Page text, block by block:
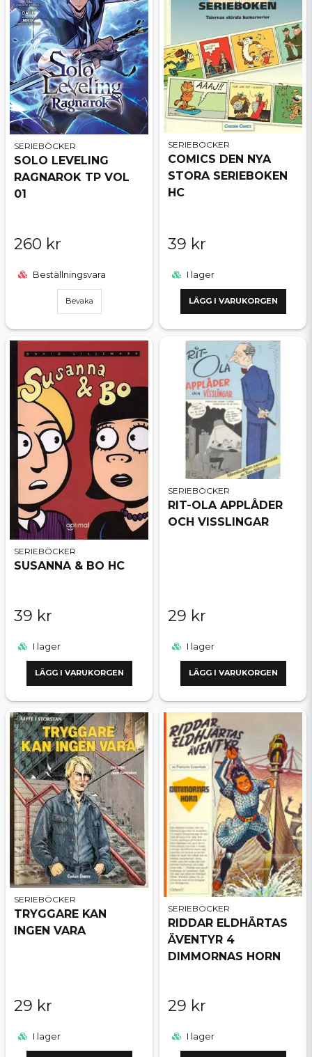
SERIEBÖCKER
SOLO LEVELING
RAGNAROK TP VOL
01
260 kr
Beställningsvara
Bevaka
SERIEBÖCKER
COMICS DEN NYA
STORA SERIEBOKEN
HC
39 kr
I lager
LÄGG I VARUKORGEN
SERIEBÖCKER
SUSANNA & BO HC
39 kr
I lager
LÄGG I VARUKORGEN
SERIEBÖCKER
RIT-OLA APPLÅDER
OCH VISSLINGAR
29 kr
I lager
LÄGG I VARUKORGEN
SERIEBÖCKER
TRYGGARE KAN
INGEN VARA
29 kr
I lager
SERIEBÖCKER
RIDDAR ELDHÄRTAS
ÄVENTYR 4
DIMMORNAS HORN
29 kr
I lager